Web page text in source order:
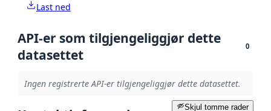
Last ned
API-er som tilgjengeliggjør dette
datasettet
0
Ingen registrerte API-er tilgjengeliggjør dette datasettet.
Skjul tomme rader